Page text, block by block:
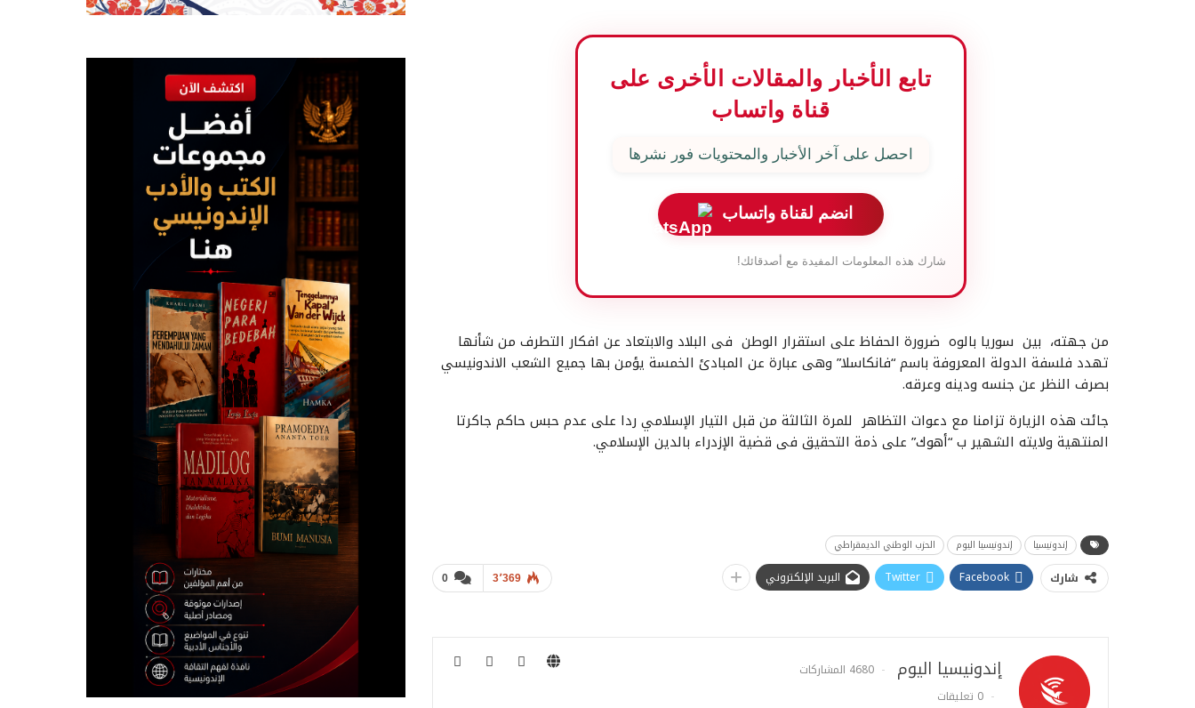
تابع الأخبار والمقالات الأخرى على
قناة واتساب
احصل على آخر الأخبار والمحتويات فور نشرها
انضم لقناة واتساب
شارك هذه المعلومات المفيدة مع أصدقائك!
من جهته، بين سوريا بالوه ضرورة الحفاظ على استقرار الوطن فى البلاد والابتعاد عن افكار التطرف من شأنها
تهدد فلسفة الدولة المعروفة باسم “فانكاسلا” وهى عبارة عن المبادئ الخمسة يؤمن بها جميع الشعب الاندونيسي
بصرف النظر عن جنسه ودينه وعرقه.
جائت هذه الزيارة تزامنا مع دعوات التظاهر للمرة الثالثة من قبل التيار الإسلامي ردا على عدم حبس حاكم جاكرتا
المنتهية ولايته الشهير ب “أهوك” على ذمة التحقيق فى قضية الإزدراء بالدين الإسلامي.
إندونيسيا إندونيسيا اليوم الحزب الوطني الديمقراطي
0 3٬369 شارك Facebook
Twitter البريد الإلكتروني
إندونيسيا اليوم
4680 المشاركات
0 تعليقات